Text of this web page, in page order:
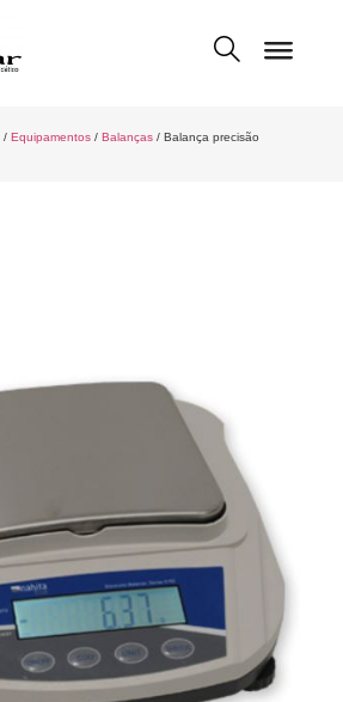
/ Equipamentos/ Balanças/ Balança precisão